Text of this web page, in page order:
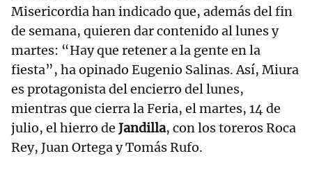
Misericordia han indicado que, además del fin
de semana, quieren dar contenido al lunes y
martes: “Hay que retener a la gente en la
fiesta”, ha opinado Eugenio Salinas. Así, Miura
es protagonista del encierro del lunes,
mientras que cierra la Feria, el martes, 14 de
julio, el hierro de Jandilla, con los toreros Roca
Rey, Juan Ortega y Tomás Rufo.